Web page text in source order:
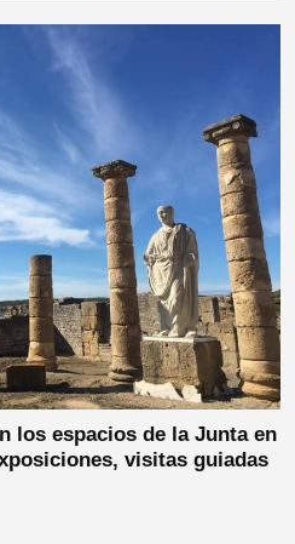
los espacios de la Junta en
visitas guiadas